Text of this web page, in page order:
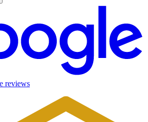
reviews